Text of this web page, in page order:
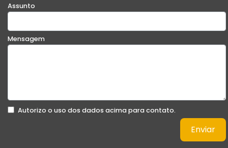
Assunto
Mensagem
Autorizo o uso dos dados acima para contato.
Enviar